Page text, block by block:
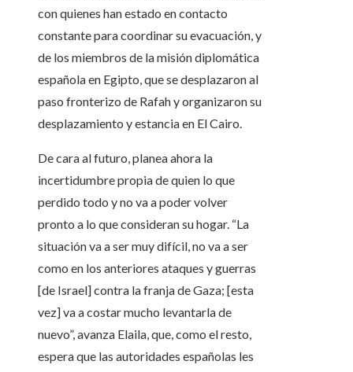
con quienes han estado en contacto
constante para coordinar su evacuación, y
de los miembros de la misión diplomática
española en Egipto, que se desplazaron al
paso fronterizo de Rafah y organizaron su
desplazamiento y estancia en El Cairo.
De cara al futuro, planea ahora la
incertidumbre propia de quien lo que
perdido todo y no va a poder volver
pronto a lo que consideran su hogar. “La
situación va a ser muy difícil, no va a ser
como en los anteriores ataques y guerras
[de Israel] contra la franja de Gaza; [esta
vez] va a costar mucho levantarla de
nuevo”, avanza Elaila, que, como el resto,
espera que las autoridades españolas les